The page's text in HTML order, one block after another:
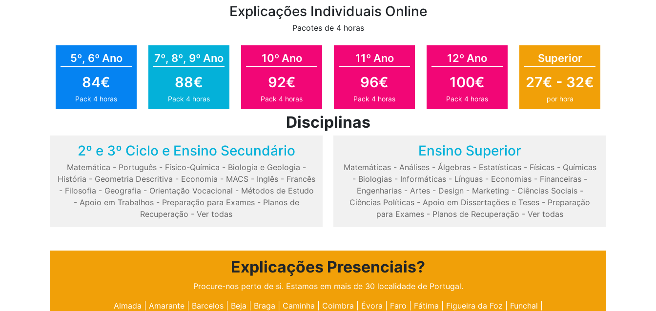
Explicações Individuais Online
Pacotes de 4 horas
5º, 6º Ano
84€
Pack 4 horas
7º, 8º, 9º Ano
88€
Pack 4 horas
10º Ano
92€
Pack 4 horas
11º Ano
96€
Pack 4 horas
12º Ano
100€
Pack 4 horas
Superior
27€ - 32€
por hora
Disciplinas
2º e 3º Ciclo e Ensino Secundário
Matemática - Português- Físico-Química - Biologia e Geologia -
História - Geometria Descritiva - Economia - MACS- Inglês- Francês
- Filosofia - Geografia - Orientação Vocacional - Métodos de Estudo
- Apoio em Trabalhos- Preparação para Exames- Planos de
Recuperação - Ver todas
Ensino Superior
Matemáticas- Análises- Álgebras- Estatísticas- Físicas- Químicas
- Biologias - Informáticas - Línguas - Economias - Financeiras -
Engenharias- Artes- Design - Marketing - Ciências Sociais-
Ciências Políticas - Apoio em Dissertações e Teses - Preparação
para Exames - Planos de Recuperação - Ver todas
Explicações Presenciais?
Procure-nos perto de si. Estamos em mais de 30 localidade de Portugal.
Almada
Amarante Barcelos Beja Braga Caminha Coimbra Évora Faro Fátima Figueira da Foz Funchal